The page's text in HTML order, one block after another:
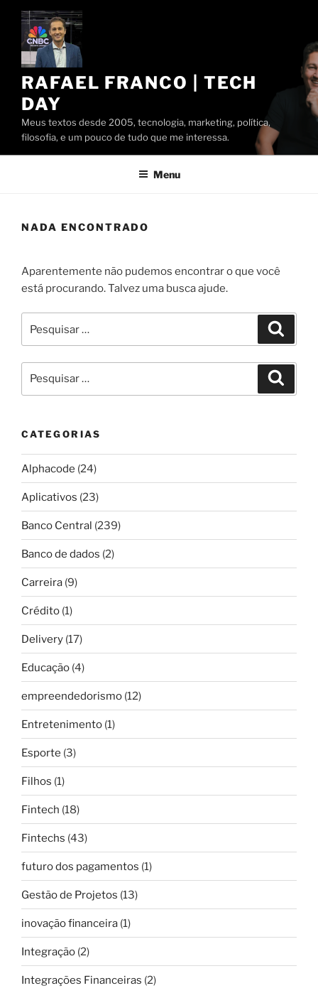
Pular
conteúdo
RAFAEL FRANCO | TECH
DAY
Meus textos desde 2005, tecnologia, marketing, política,
filosofia, e um pouco de tudo que me interessa.
Menu
NADA ENCONTRADO
Aparentemente não pudemos encontrar o que você
está procurando. Talvez uma busca ajude.
por:
por:
CATEGORIAS
Alphacode (24)
Aplicativos (23)
Banco Central (239)
Banco de dados (2)
Carreira (9)
Crédito (1)
Delivery (17)
Educação (4)
empreendedorismo (12)
Entretenimento (1)
Esporte (3)
Filhos (1)
Fintech (18)
Fintechs (43)
futuro dos pagamentos (1)
Gestão de Projetos (13)
inovação financeira (1)
Integração (2)
Integrações Financeiras (2)